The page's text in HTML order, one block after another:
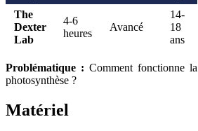
The
Dexter
Lab
4-6
heures
Avancé
14-
18
ans
Problématique : Comment fonctionne la
photosynthèse ?
Matériel